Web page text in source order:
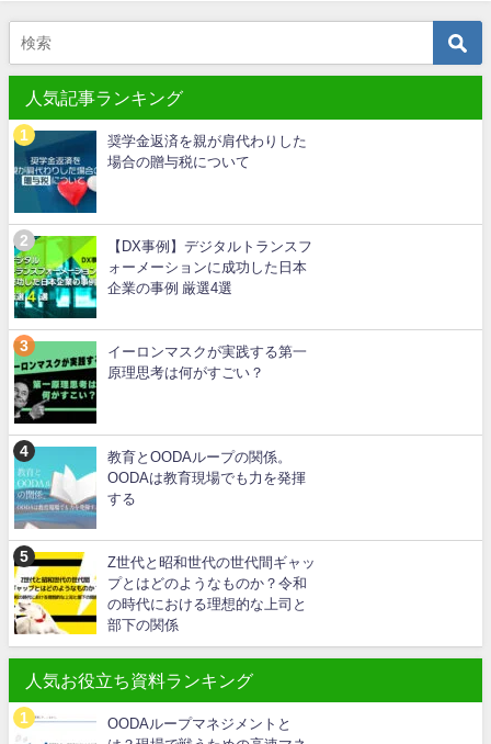
人気記事ランキング
奨学金返済を親が肩代わりした
場合の贈与税について
【DX事例】デジタルトランスフ
ォーメーションに成功した日本
企業の事例 厳選4選
イーロンマスクが実践する第一
原理思考は何がすごい？
教育とOODAループの関係。
OODAは教育現場でも力を発揮
する
Z世代と昭和世代の世代間ギャッ
プとはどのようなものか？令和
の時代における理想的な上司と
部下の関係
人気お役立ち資料ランキング
OODAループマネジメントと